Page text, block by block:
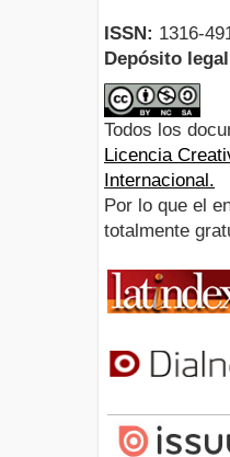
ISSN: 1316-
Depósito
Todos los
Licencia
Internacional.
Por lo que el
totalmente